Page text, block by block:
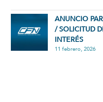
ANUNCIO
/ SOLICITUD
INTERÉS
11 febrero, 2026